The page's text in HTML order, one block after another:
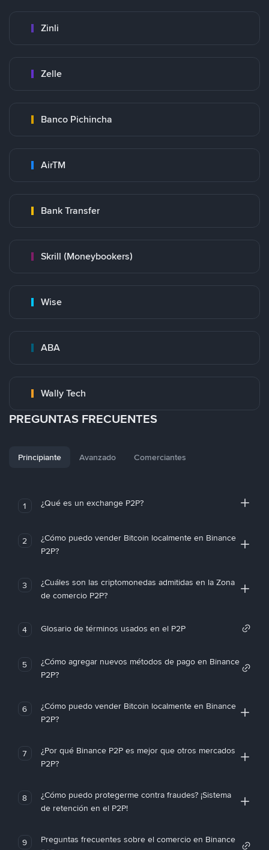
Zinli
Zelle
Banco Pichincha
AirTM
Bank Transfer
Skrill (Moneybookers)
Wise
ABA
Wally Tech
PREGUNTAS FRECUENTES
Principiante Avanzado Comerciantes
1 ¿Qué es un exchange P2P?
2
¿Cómo puedo vender Bitcoin localmente en Binance
P2P?
3
¿Cuáles son las criptomonedas admitidas en la Zona
de comercio P2P?
4 Glosario de términos usados en el P2P
5
¿Cómo agregar nuevos métodos de pago en Binance
P2P?
6
¿Cómo puedo vender Bitcoin localmente en Binance
P2P?
7
¿Por qué Binance P2P es mejor que otros mercados
P2P?
8
¿Cómo puedo protegerme contra fraudes? ¡Sistema
de retención en el P2P!
9
Preguntas frecuentes sobre el comercio en Binance